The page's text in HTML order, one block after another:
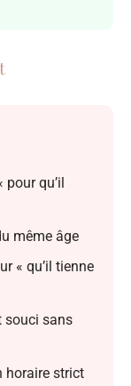
qu’il
même âge
« qu’il tienne
souci sans
horaire strict